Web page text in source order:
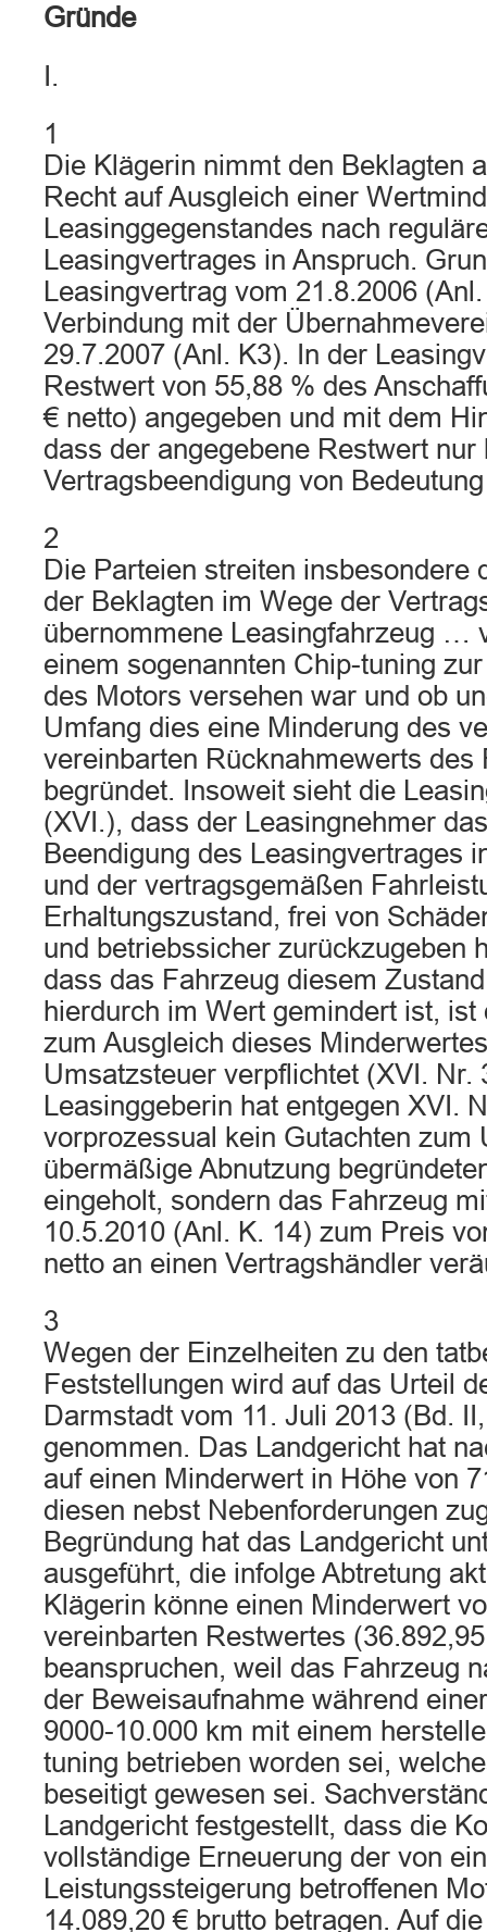
Gründe
I.
1
Die Klägerin nimmt den Beklagten
Recht auf Ausgleich einer
Leasinggegenstandes nach
Leasingvertrages in Anspruch.
Leasingvertrag vom 21.8.2006
Verbindung mit der
29.7.2007 (Anl. K3). In der
Restwert von 55,88 % des
€ netto) angegeben und mit dem
dass der angegebene Restwert nur
Vertragsbeendigung von
2
Die Parteien streiten insbesondere
der Beklagten im Wege der
übernommene Leasingfahrzeug …
einem sogenannten Chip-tuning
des Motors versehen war und ob
Umfang dies eine Minderung des
vereinbarten Rücknahmewerts des
begründet. Insoweit sieht die
(XVI.), dass der Leasingnehmer
Beendigung des Leasingvertrages
und der vertragsgemäßen
Erhaltungszustand, frei von
und betriebssicher zurückzugeben
dass das Fahrzeug diesem
hierdurch im Wert gemindert ist,
zum Ausgleich dieses
Umsatzsteuer verpflichtet (XVI. Nr.
Leasinggeberin hat entgegen XVI.
vorprozessual kein Gutachten zum
übermäßige Abnutzung
eingeholt, sondern das Fahrzeug
10.5.2010 (Anl. K. 14) zum Preis
netto an einen Vertragshändler
3
Wegen der Einzelheiten zu den
Feststellungen wird auf das Urteil
Darmstadt vom 11. Juli 2013 (Bd.
genommen. Das Landgericht hat
auf einen Minderwert in Höhe von
diesen nebst Nebenforderungen
Begründung hat das Landgericht
ausgeführt, die infolge Abtretung
Klägerin könne einen Minderwert
vereinbarten Restwertes
beanspruchen, weil das Fahrzeug
der Beweisaufnahme während
9000-10.000 km mit einem
tuning betrieben worden sei,
beseitigt gewesen sei.
Landgericht festgestellt, dass die
vollständige Erneuerung der von
Leistungssteigerung betroffenen
14.089,20 € brutto betragen. Auf